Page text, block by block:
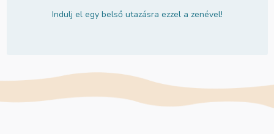
Indulj el egy belső utazásra ezzel a zenével!